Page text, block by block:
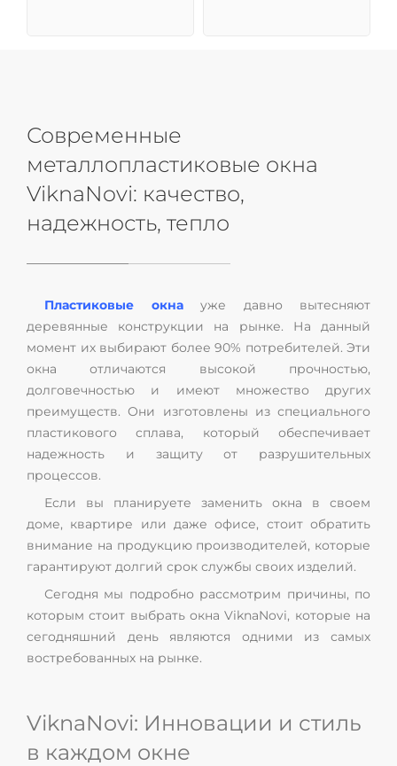
Современные
металлопластиковые окна
ViknaNovi: качество,
надежность, тепло
Пластиковые окнауже давно вытесняют
деревянные конструкции на рынке. На данный
момент их выбирают более 90% потребителей. Эти
окна отличаются высокой прочностью,
долговечностью и имеют множество других
преимуществ. Они изготовлены из специального
пластикового сплава, который обеспечивает
надежность и защиту от разрушительных
процессов.
Если вы планируете заменить окна в своем
доме, квартире или даже офисе, стоит обратить
внимание на продукцию производителей, которые
гарантируют долгий срок службы своих изделий.
Сегодня мы подробно рассмотрим причины, по
которым стоит выбрать окна ViknaNovi, которые на
сегодняшний день являются одними из самых
востребованных на рынке.
ViknaNovi: Инновации и стиль
в каждом окне